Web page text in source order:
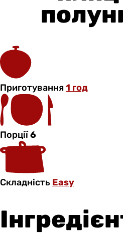
Приготування1 год
Порції6
Складність Easy